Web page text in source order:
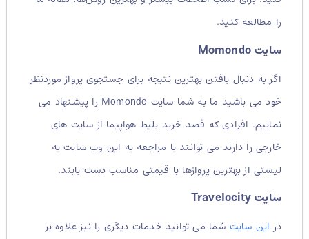
را مطالعه کنید.
سایت Momondo
اگر به دنبال یافتن بهترین نتیجه برای جستجوی پرواز موردنظر
خود می باشید ما به شما سایت Momondo را پیشنهاد می
نماییم. افرادی که قصد خرید بلیط هواپیما از سایت های
خارجی را دارند می توانند با مراجعه به این وب سایت به
لیستی از بهترین پروازها با قیمتی مناسب دست یابند.
سایت Travelocity
این سایتشما می توانید خدمات دیگری را نیز علاوه بر